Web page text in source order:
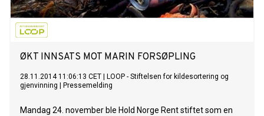
ØKT INNSATS MOT MARIN FORSØPLING
28.11.2014 11:06:13 CET
LOOP - Stiftelsen for kildesortering og
gjenvinning
Pressemelding
Mandag 24. november ble Hold Norge Rent stiftet som en